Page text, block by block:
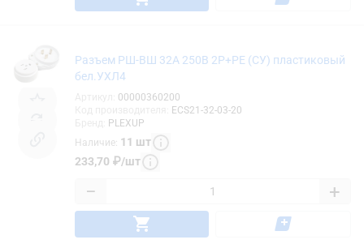
Разъем РШ-ВШ 32А 250В 2P+PE (СУ) пластиковый
бел.УХЛ4
00000360200
ECS21-32-03-20
PLEXUP
Наличие: 11 шт
233,70 ₽/шт
− +